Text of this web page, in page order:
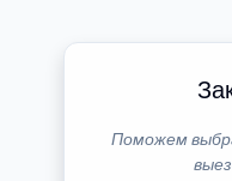
Поможем